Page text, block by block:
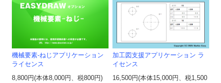
機械要素-ねじアプリケーション
ライセンス
8,800円(本体8,000円、税800円)
加工図支援アプリケーション ラ
イセンス
16,500円(本体15,000円、税1,500